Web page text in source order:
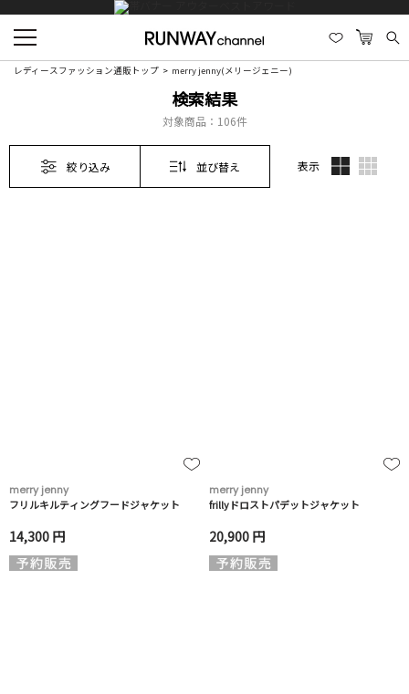
レディースファッション通販トップ merry jenny(メリージェニー)
検索結果
対象商品： 106件
絞り込み 並び替え 表示
merry jenny
フリルキルティングフードジャケット
14,300 円
merry jenny
frillyドロストパデットジャケット
20,900 円